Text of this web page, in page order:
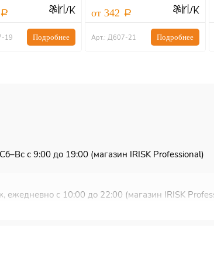
19 Подробнее
от 342
Арт.: Д607-21 Подробнее
с 9:00 до 19:00 (магазин IRISK Professional)
с 10:00 до 22:00 (магазин IRISK